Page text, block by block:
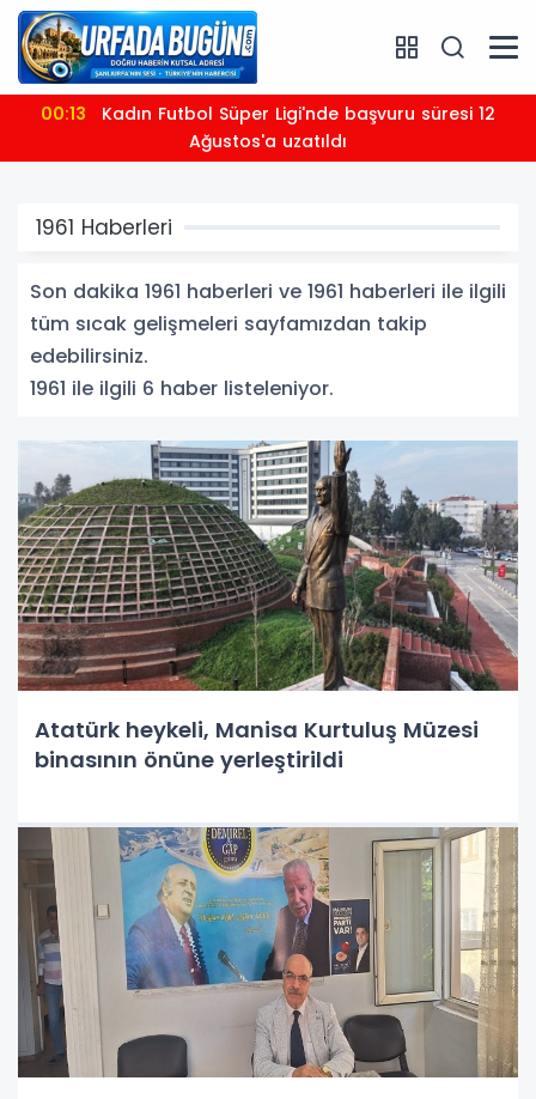
00:13
Ağustos'a uzatıldı
1961 Haberleri
Son dakika 1961 haberleri ve 1961 haberleri ile ilgili
tüm sıcak gelişmeleri sayfamızdan takip
edebilirsiniz.
1961 ile ilgili 6 haber listeleniyor.
Atatürk heykeli, Manisa Kurtuluş Müzesi
binasının önüne yerleştirildi